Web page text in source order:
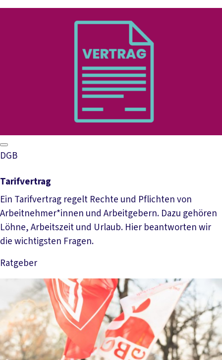
DGB
Tarifvertrag
Ein Tarifvertrag regelt Rechte und Pflichten von
Arbeitnehmer*innen und Arbeitgebern. Dazu gehören
Löhne, Arbeitszeit und Urlaub. Hier beantworten wir
die wichtigsten Fragen.
Ratgeber
Mehr lesen